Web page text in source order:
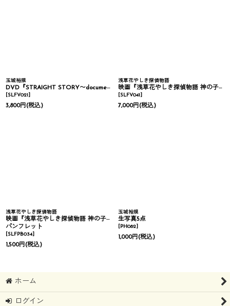
玉城裕規
DVD『STRAIGHT STORY〜document of YUKI TAMAKI〜』
[SLFV021]
3,800円(税込)
浅草花やしき探偵物語
映画『浅草花やしき探偵物語 神の子は傷ついて』Blu-ray
[SLFV041]
7,000円(税込)
浅草花やしき探偵物語
映画『浅草花やしき探偵物語 神の子は傷ついて』
パンフレット
[SLFPB034]
1,500円(税込)
玉城裕規
生写真5点
[PH082]
1,000円(税込)
ホーム
ログイン